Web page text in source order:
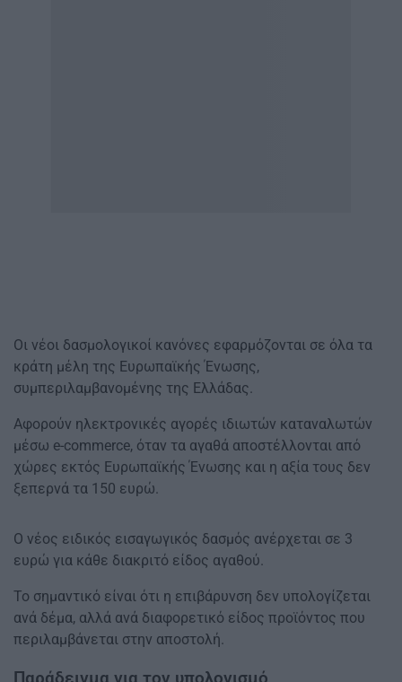
Οι νέοι δασμολογικοί κανόνες εφαρμόζονται σε όλα τα
κράτη μέλη της Ευρωπαϊκής Ένωσης,
συμπεριλαμβανομένης της Ελλάδας.
Αφορούν ηλεκτρονικές αγορές ιδιωτών καταναλωτών
μέσω e-commerce, όταν τα αγαθά αποστέλλονται από
χώρες εκτός Ευρωπαϊκής Ένωσης και η αξία τους δεν
ξεπερνά τα 150 ευρώ.
Ο νέος ειδικός εισαγωγικός δασμός ανέρχεται σε 3
ευρώ για κάθε διακριτό είδος αγαθού.
Το σημαντικό είναι ότι η επιβάρυνση δεν υπολογίζεται
ανά δέμα, αλλά ανά διαφορετικό είδος προϊόντος που
περιλαμβάνεται στην αποστολή.